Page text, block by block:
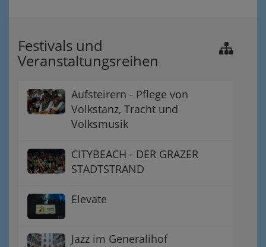
Festivals und
Veranstaltungsreihen
Aufsteirern - Pflege von
Volkstanz, Tracht und
Volksmusik
CITYBEACH - DER GRAZER
STADTSTRAND
Elevate
Jazz im Generalihof